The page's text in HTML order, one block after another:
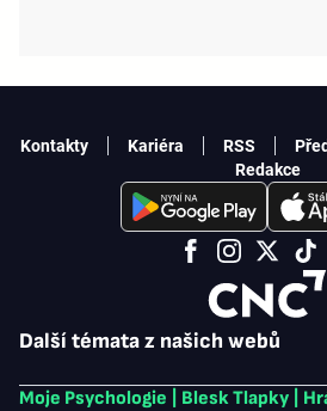
Další témata z našich webů
Moje Psychologie Blesk Tlapky
Kontakty Kariéra RSS
Redakce